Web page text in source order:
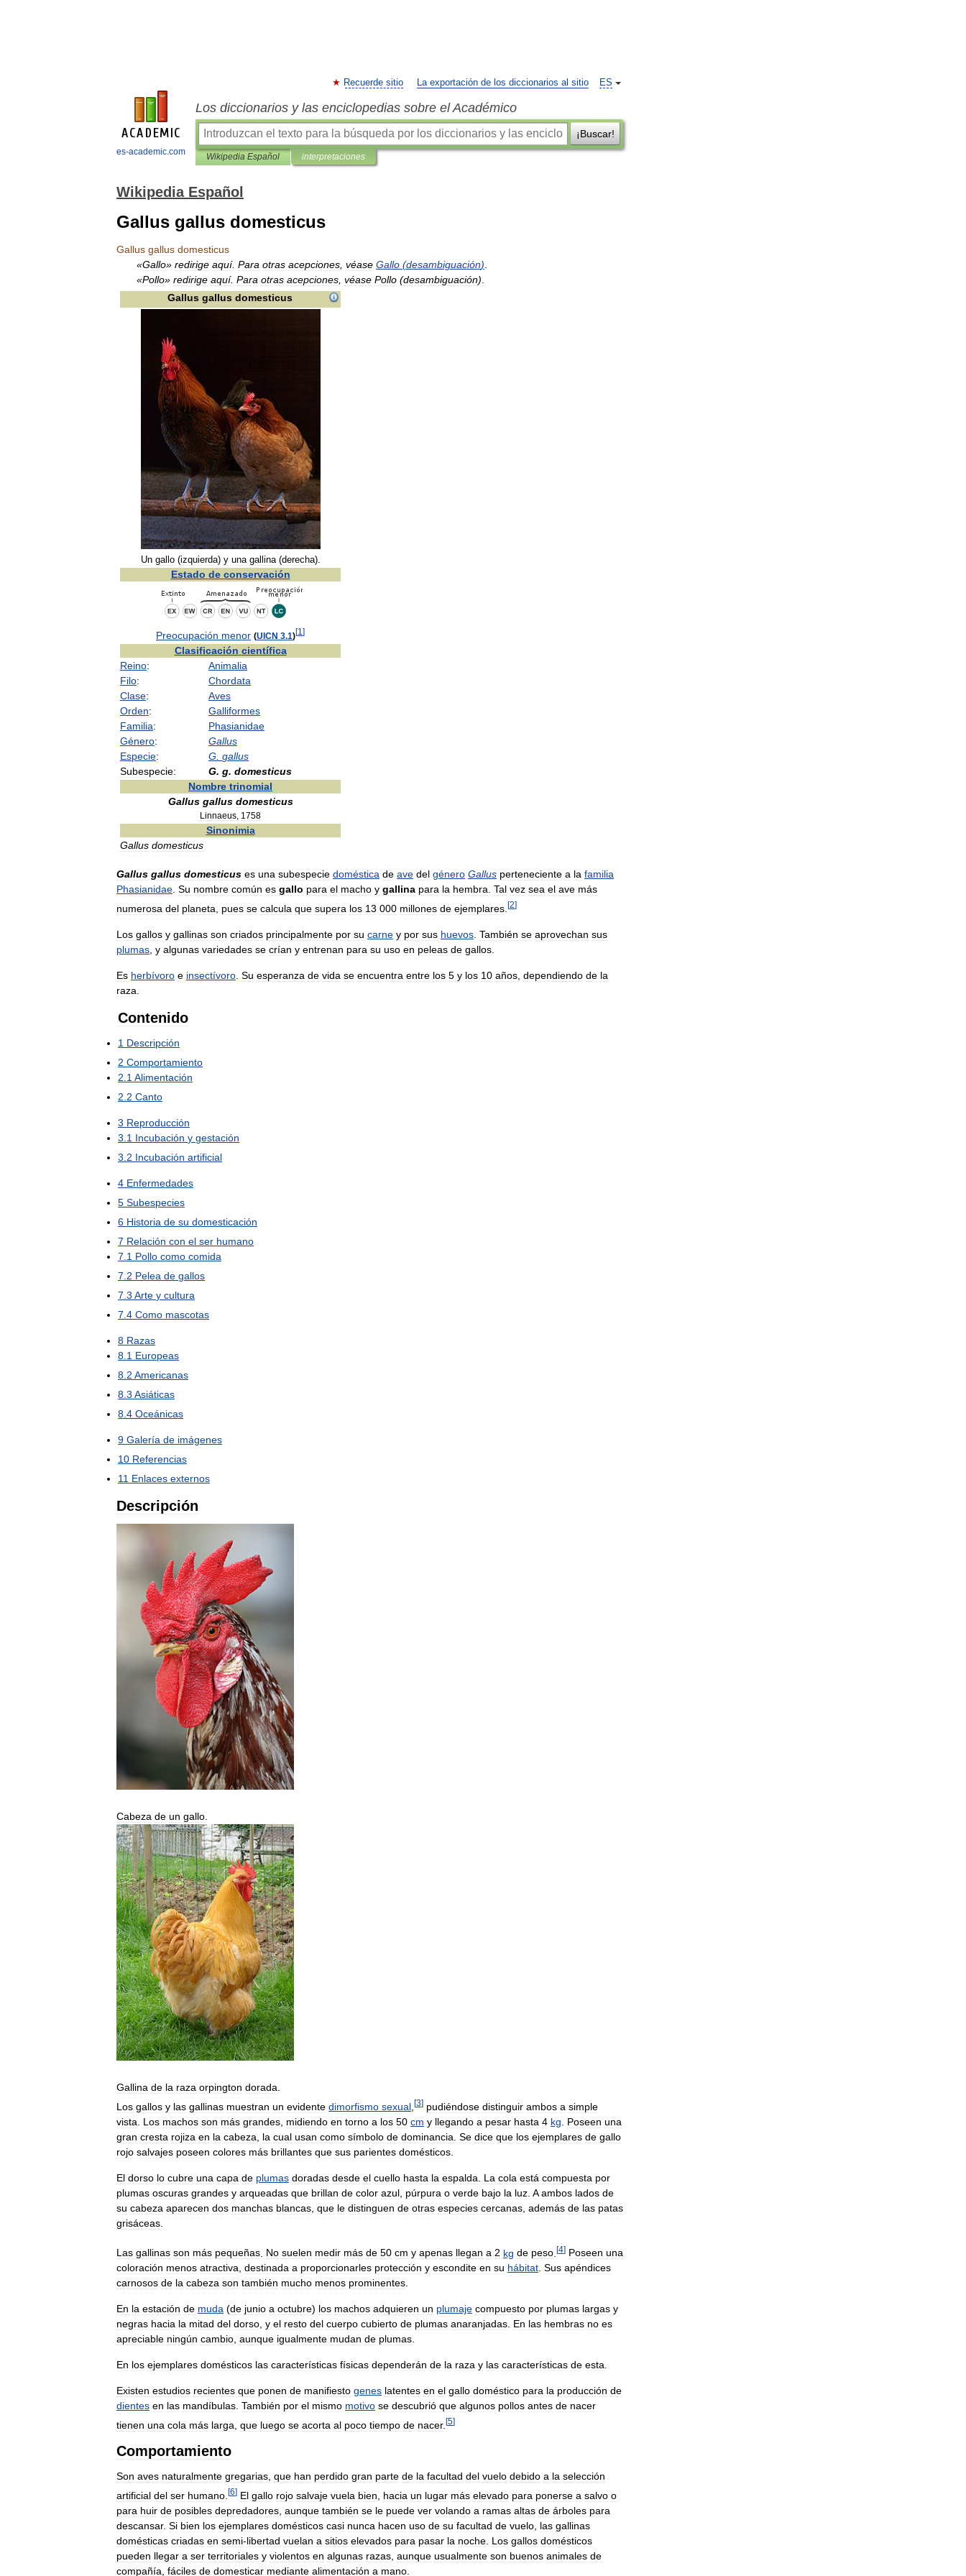
es-academic.com
ES
Recuerde sitio La exportación de los diccionarios al sitio
Los diccionarios y las enciclopedias sobre el Académico
¡Buscar!
Wikipedia Español interpretaciones
Wikipedia Español
Gallus gallus domesticus
Gallus gallus domesticus
«Gallo» redirige aquí. Para otras acepciones véase Gallo (desambiguación)
«Pollo» redirige aquí. Para otras acepciones véase Pollo (desambiguación)
Gallus gallus domesticus
Un gallo(izquierda) y una gallina(derecha).
Estado de conservación
Preocupación menor (UICN 3.1)[1 ]
Clasificación científica
Reino:
Animalia
Filo:
Chordata
Clase:
Aves
Orden:
Galliformes
Familia:
Phasianidae
Género:
Gallus
Especie: G gallus
Subespecie:
G. g. domesticus
Nombre trinomial
Gallus gallus domesticus
Linnaeus 1758
Sinonimia
Gallus domesticus
Gallus gallus domesticus es una subespecie doméstica de ave del género Gallus perteneciente a la familia
Phasianidae Su nombre común es gallo para el macho y gallina para la hembra Tal vez sea el ave más
numerosa del planeta pues se calcula que supera los 13 000 millones de ejemplares [2]
Los gallos y gallinas son criados principalmente por su carne y por sus huevos También se aprovechan sus
plumas y algunas variedades se crían y entrenan para su uso en peleas de gallos
Es herbívoro e insectívoro Su esperanza de vida se encuentra entre los 5 y los 10 años dependiendo de la
raza
Contenido
1 Descripción
2 Comportamiento
2 1 Alimentación
2 2 Canto
3 Reproducción
3 1 Incubación y gestación
3 2 Incubación artificial
4 Enfermedades
5 Subespecies
6 Historia de su domesticación
7 Relación con el ser humano
7 1 Pollo como comida
7 2 Pelea de gallos
7 3 Arte y cultura
7 4 Como mascotas
8 Razas
8 1 Europeas
8 2 Americanas
8 3 Asiáticas
8 4 Oceánicas
9 Galería de imágenes
10 Referencias
11 Enlaces externos
Descripción
Cabeza de un gallo
Gallina de la raza orpington dorada
Los gallos y las gallinas muestran un evidente dimorfismo sexual [3] pudiéndose distinguir ambos a simple
vista
Los machos son más grandes midiendo en torno a los 50 cm y llegando a pesar hasta 4 kg Poseen una
gran cresta rojiza en la cabeza la cual usan como símbolo de dominancia Se dice que los ejemplares de gallo
rojo salvajes poseen colores más brillantes que sus parientes domésticos
El dorso lo cubre una capa de plumas doradas desde el cuello hasta la espalda La cola está compuesta por
plumas oscuras grandes y arqueadas que brillan de color azul púrpura o verde bajo la luz A ambos lados de
su cabeza aparecen dos manchas blancas que le distinguen de otras especies cercanas además de las patas
grisáceas
Las gallinas son más pequeñas No suelen medir más de 50 cm y apenas llegan a 2 kg de peso [4] Poseen una
coloración menos atractiva, destinada a proporcionarles protección y escondite en su hábitat. Sus apéndices
carnosos de la cabeza son también mucho menos prominentes.
En la estación de muda (de junio a octubre) los machos adquieren un plumaje compuesto por plumas largas y
negras hacia la mitad del dorso, y el resto del cuerpo cubierto de plumas anaranjadas. En las hembras no es
apreciable ningún cambio, aunque igualmente mudan de plumas.
En los ejemplares domésticos las características físicas dependerán de la raza y las características de esta.
Existen estudios recientes que ponen de manifiesto genes latentes en el gallo doméstico para la producción de
dientes en las mandíbulas. También por el mismo motivo se descubrió que algunos pollos antes de nacer
tienen una cola más larga que luego se acorta al poco tiempo de nacer. [5]
Comportamiento
Son aves naturalmente gregarias que han perdido gran parte de la facultad del vuelo debido a la selección
artificial del ser humano [6] El gallo rojo salvaje vuela bien hacia un lugar más elevado para ponerse a salvo o
para huir de posibles depredadores aunque también se le puede ver volando a ramas altas de árboles para
descansar. Si bien los ejemplares domésticos casi nunca hacen uso de su facultad de vuelo las gallinas
domésticas criadas en semi-libertad vuelan a sitios elevados para pasar la noche Los gallos domésticos
pueden llegar a ser territoriales y violentos en algunas razas aunque usualmente son buenos animales de
compañía fáciles de domesticar mediante alimentación a mano